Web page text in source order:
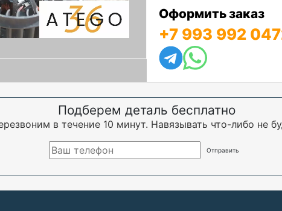
Оформить заказ
+7 993 992
Подберем деталь бесплатно
в течение 10 минут. Навязывать что-либо не